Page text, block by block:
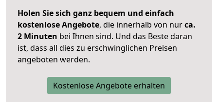
Holen Sie sich ganz bequem und einfach
kostenlose Angebote, die innerhalb von nurca.
2 Minuten bei Ihnen sind. Und das Beste daran
ist, dass all dies zu erschwinglichen Preisen
angeboten werden.
Kostenlose Angebote erhalten